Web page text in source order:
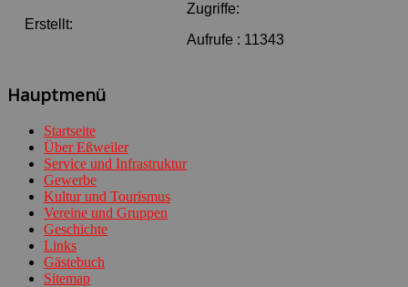
Erstellt:
Zugriffe:
Aufrufe : 11343
Hauptmenü
Startseite
Über Eßweiler
Service und Infrastruktur
Gewerbe
Kultur und Tourismus
Vereine und Gruppen
Geschichte
Links
Gästebuch
Sitemap